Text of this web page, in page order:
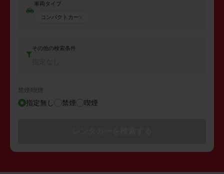
車両タイプ
コンパクトカー
その他の検索条件
禁煙/喫煙
指定無し 禁煙 喫煙